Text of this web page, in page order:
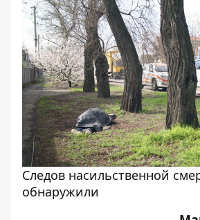
Следов насильственной
обнаружили